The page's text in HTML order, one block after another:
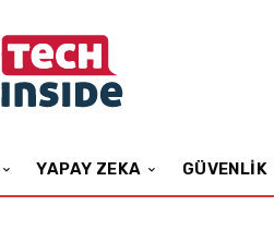
YAPAY ZEKA GÜVENLIK